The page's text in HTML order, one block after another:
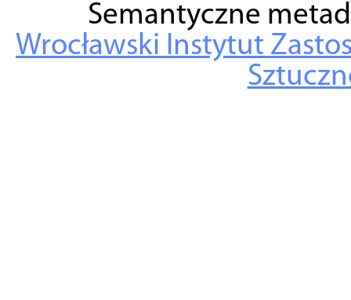
Semantyczne
Wrocławski Instytut